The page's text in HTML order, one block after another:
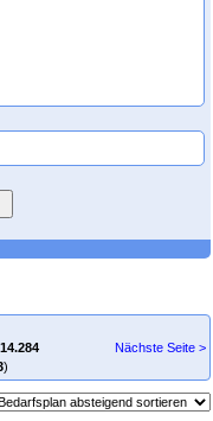
14.284
)
Nächste Seite >